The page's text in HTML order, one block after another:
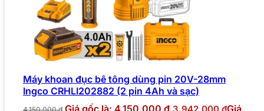
Máy khoan đục bê tông dùng pin 20V-28mm
Ingco CRHLI202882 (2 pin 4Ah và sạc)